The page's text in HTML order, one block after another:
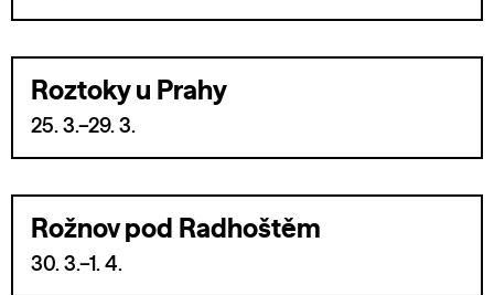
Roztoky u Prahy
25. 3.–29. 3.
Rožnov pod Radhoštěm
30. 3.–1. 4.